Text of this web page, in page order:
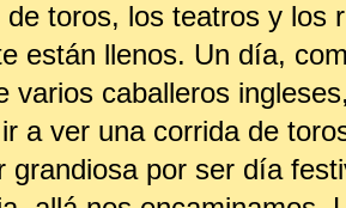
de toros, los teatros y los
están llenos. Un día,
varios caballeros
a ver una corrida de
grandiosa por ser día